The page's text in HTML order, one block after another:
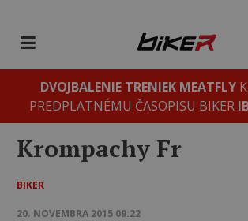
DVOJBALENIE TRENIEK MEATFLYK
PREDPLATNÉMU ČASOPISU BIKER
Krompachy Fr
BIKER
20. NOVEMBRA 2015 09:22